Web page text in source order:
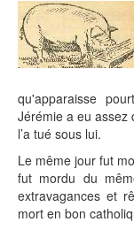
qu'apparaisse
Jérémie a eu assez
l’a tué sous lui.
Le même jour fut
fut mordu du
extravagances et
mort en bon